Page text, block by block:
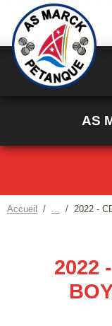
AS
Accueil 2022 -
2022
Panneau de gestion